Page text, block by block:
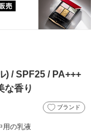
) / SPF25 / PA+++
な香り
ブランド
用の乳液